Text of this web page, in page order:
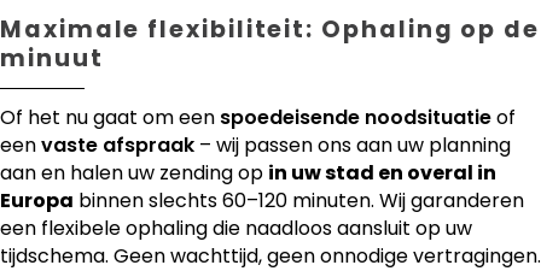
Maximale flexibiliteit: Ophaling op de
minuut
Of het nu gaat om een spoedeisende noodsituatieof
eenvaste afspraak – wij passen ons aan uw planning
aan en halen uw zending op in uw stad en overal in
Europa binnen slechts 60–120 minuten. Wij garanderen
een flexibele ophaling die naadloos aansluit op uw
tijdschema. Geen wachttijd, geen onnodige vertragingen.